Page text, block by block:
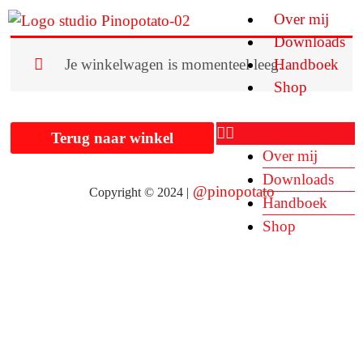
Ga
naar
Over mij
Downloads
Handboek
Shop
Over mij
Downloads
Handboek
Shop
Je winkelwagen is momenteel leeg.
Terug naar winkel
Copyright © 2024 | @pinopotato